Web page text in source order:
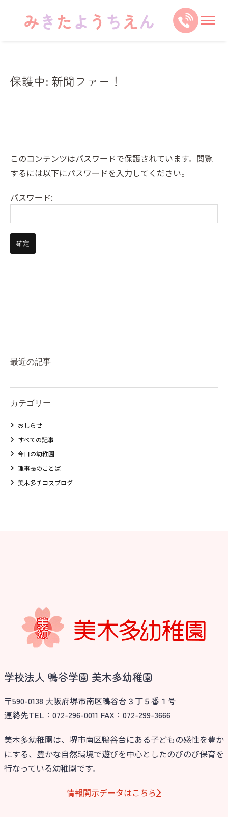
保護中: 新聞ファー！
このコンテンツはパスワードで保護されています。閲覧
するには以下にパスワードを入力してください。
パスワード:
最近の記事
カテゴリー
おしらせ
すべての記事
今日の幼稚園
理事長のことば
美木多チコスブログ
学校法人 鴨谷学園 美木多幼稚園
〒590-0138 ⼤阪府堺市南区鴨⾕台３丁５番１号
連絡先TEL：072-296-0011 FAX：072-299-3666
美木多幼稚園は、堺市南区鴨谷台にある子どもの感性を豊か
にする、豊かな自然環境で遊びを中心としたのびのび保育を
行なっている幼稚園です。
情報開⽰データはこちら
お知らせ
今日の幼稚園
園児募集要項
教職員募集
園のこと